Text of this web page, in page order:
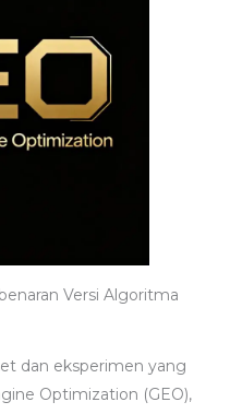
Versi Algoritma
dan eksperimen yang
Optimization (GEO),